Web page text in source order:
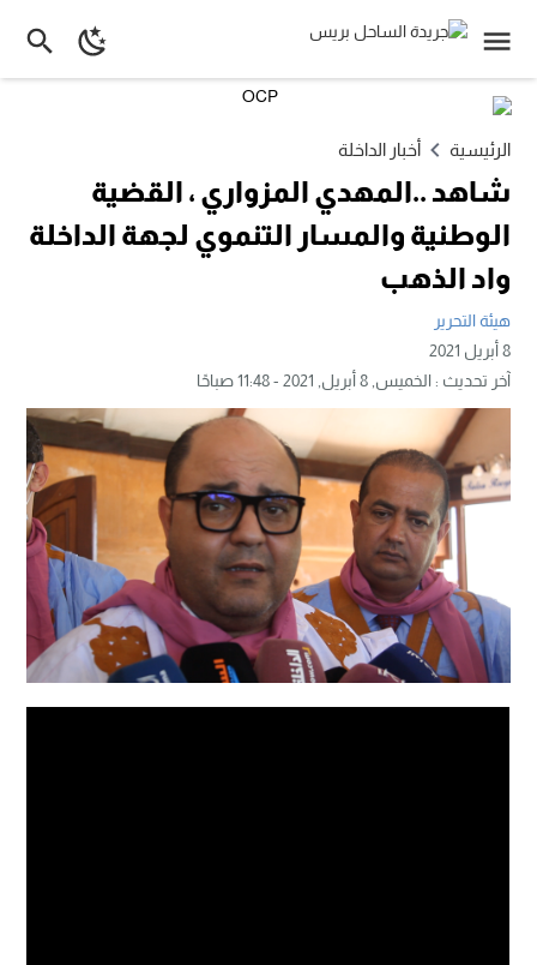
الرئيسية أخبار الداخلة
شاهد ..المهدي المزواري ، القضية
الوطنية والمسار التنموي لجهة الداخلة
واد الذهب
هيئة التحرير
8 أبريل 2021
آخر تحديث :الخميس, 8 أبريل, 2021 - 11:48 صباحًا